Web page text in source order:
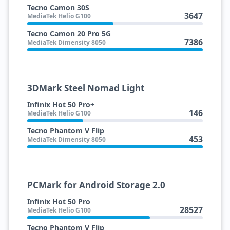
Tecno Camon 30S
MediaTek Helio G100 3647
Tecno Camon 20 Pro 5G
MediaTek Dimensity 8050 7386
3DMark Steel Nomad Light
Infinix Hot 50 Pro+
MediaTek Helio G100 146
Tecno Phantom V Flip
MediaTek Dimensity 8050 453
PCMark for Android Storage 2.0
Infinix Hot 50 Pro
MediaTek Helio G100 28527
Tecno Phantom V Flip